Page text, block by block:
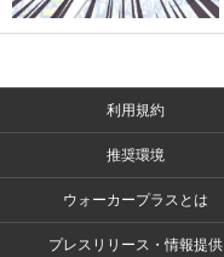
利用規約
推奨環境
ウォーカープラスとは
プレスリリース・情報提供